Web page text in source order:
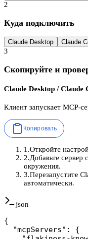
2
Куда подключить
Claude Desktop Claude
3
Скопируйте и
Claude Desktop / Claude
Клиент запускает MCP-
Копировать
1 .Откройте
2.Добавьте сервер
окружения.
3.Перезапустите
автоматически.
json
{
  "mcpServers": {